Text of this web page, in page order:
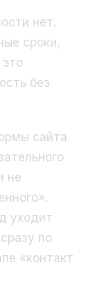
нет.
сроки,
без
сайта
не
уходит
по
«контакт